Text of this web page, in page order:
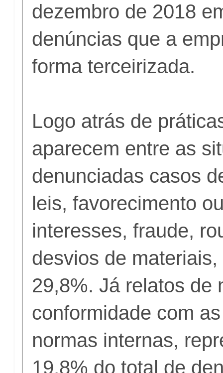
dezembro de 2018
denúncias que a
forma terceirizada.
Logo atrás de
aparecem entre as
denunciadas casos
leis, favorecimento
interesses, fraude,
desvios de
29,8%. Já relatos de
conformidade com
normas internas,
19,8% do total de